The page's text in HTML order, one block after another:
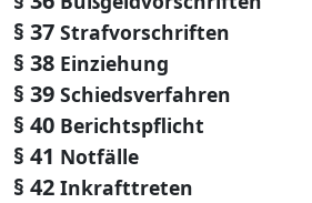
§ 37 Strafvorschriften
§ 38 Einziehung
§ 39 Schiedsverfahren
§ 40 Berichtspflicht
§ 41 Notfälle
§ 42 Inkrafttreten